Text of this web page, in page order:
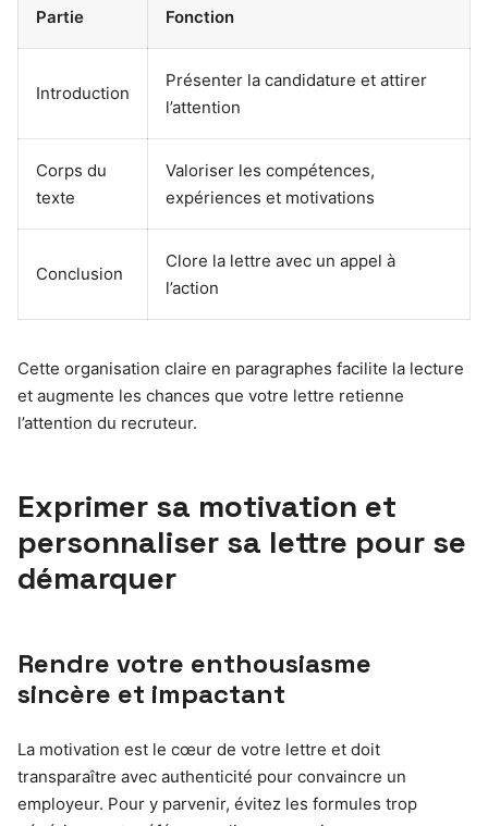
Partie Fonction
Introduction
Présenter la candidature et attirer
l’attention
Corps du
texte
Valoriser les compétences,
expériences et motivations
Conclusion
Clore la lettre avec un appel à
l’action
Cette organisation claire en paragraphes facilite la lecture
et augmente les chances que votre lettre retienne
l’attention du recruteur.
Exprimer sa motivation et
personnaliser sa lettre pour se
démarquer
Rendre votre enthousiasme
sincère et impactant
La motivation est le cœur de votre lettre et doit
transparaître avec authenticité pour convaincre un
employeur. Pour y parvenir, évitez les formules trop